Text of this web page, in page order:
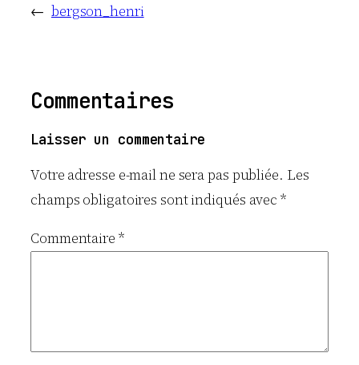
← bergson_henri
Commentaires
Laisser un commentaire
Votre adresse e-mail ne sera pas publiée. Les
champs obligatoires sont indiqués avec*
Commentaire *